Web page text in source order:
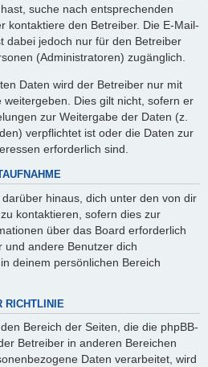
suche nach entsprechenden
kontaktiere den Betreiber. Die E-Mail-
dabei jedoch nur für den Betreiber
(Administratoren) zugänglich.
Daten wird der Betreiber nur mit
Dies gilt nicht, sofern er
zur Weitergabe der Daten (z.
verpflichtet ist oder die Daten zur
erforderlich sind.
hinaus, dich unter den von dir
kontaktieren, sofern dies zur
über das Board erforderlich
und andere Benutzer dich
deinem persönlichen Bereich
RICHTLINIE
Bereich der Seiten, die die phpBB-
Betreiber in anderen Bereichen
Daten verarbeitet, wird